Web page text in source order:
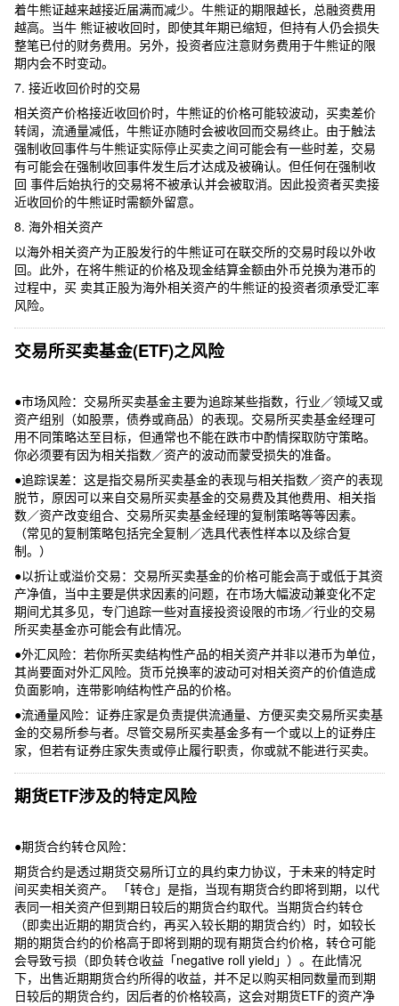
着牛熊证越来越接近届满而减少。牛熊证的期限越长，总融资费用
越高。当牛 熊证被收回时，即使其年期已缩短，但持有人仍会损失
整笔已付的财务费用。另外，投资者应注意财务费用于牛熊证的限
期内会不时变动。
7. 接近收回价时的交易
相关资产价格接近收回价时，牛熊证的价格可能较波动，买卖差价
转阔，流通量减低，牛熊证亦随时会被收回而交易终止。由于触法
强制收回事件与牛熊证实际停止买卖之间可能会有一些时差，交易
有可能会在强制收回事件发生后才达成及被确认。但任何在强制收
回 事件后始执行的交易将不被承认并会被取消。因此投资者买卖接
近收回价的牛熊证时需额外留意。
8. 海外相关资产
以海外相关资产为正股发行的牛熊证可在联交所的交易时段以外收
回。此外，在将牛熊证的价格及现金结算金额由外币兑换为港币的
过程中，买 卖其正股为海外相关资产的牛熊证的投资者须承受汇率
风险。
交易所买卖基金(ETF)之风险
●市场风险：交易所买卖基金主要为追踪某些指数，行业／领域又或
资产组别（如股票，债券或商品）的表现。交易所买卖基金经理可
用不同策略达至目标，但通常也不能在跌市中酌情探取防守策略。
你必须要有因为相关指数／资产的波动而蒙受损失的准备。
●追踪误差：这是指交易所买卖基金的表现与相关指数／资产的表现
脱节，原因可以来自交易所买卖基金的交易费及其他费用、相关指
数／资产改变组合、交易所买卖基金经理的复制策略等等因素。
（常见的复制策略包括完全复制／选具代表性样本以及综合复
制。）
●以折让或溢价交易：交易所买卖基金的价格可能会高于或低于其资
产净值，当中主要是供求因素的问题，在市场大幅波动兼变化不定
期间尤其多见，专门追踪一些对直接投资设限的市场／行业的交易
所买卖基金亦可能会有此情况。
●外汇风险：若你所买卖结构性产品的相关资产并非以港币为单位，
其尚要面对外汇风险。货币兑换率的波动可对相关资产的价值造成
负面影响，连带影响结构性产品的价格。
●流通量风险：证券庄家是负责提供流通量、方便买卖交易所买卖基
金的交易所参与者。尽管交易所买卖基金多有一个或以上的证券庄
家，但若有证券庄家失责或停止履行职责，你或就不能进行买卖。
期货ETF涉及的特定风险
●期货合约转仓风险：
期货合约是透过期货交易所订立的具约束力协议，于未来的特定时
间买卖相关资产。 「转仓」是指，当现有期货合约即将到期，以代
表同一相关资产但到期日较后的期货合约取代。当期货合约转仓
（即卖出近期的期货合约，再买入较长期的期货合约）时，如较长
期的期货合约的价格高于即将到期的现有期货合约价格，转仓可能
会导致亏损（即负转仓收益「negative roll yield」）。在此情况
下，出售近期期货合约所得的收益，并不足以购买相同数量而到期
日较后的期货合约，因后者的价格较高，这会对期货ETF的资产净